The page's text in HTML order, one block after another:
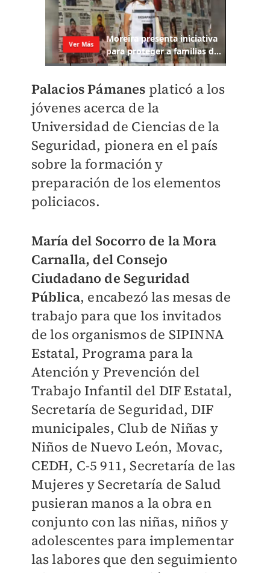
Palacios Pámanes platicó a los
jóvenes acerca de la
Universidad de Ciencias de la
Seguridad, pionera en el país
sobre la formación y
preparación de los elementos
policiacos.
María del Socorro de la Mora
Carnalla, del Consejo
Ciudadano de Seguridad
Pública, encabezó las mesas de
trabajo para que los invitados
de los organismos de SIPINNA
Estatal, Programa para la
Atención y Prevención del
Trabajo Infantil del DIF Estatal,
Secretaría de Seguridad, DIF
municipales, Club de Niñas y
Niños de Nuevo León, Movac,
CEDH, C-5 911, Secretaría de las
Mujeres y Secretaría de Salud
pusieran manos a la obra en
conjunto con las niñas, niños y
adolescentes para implementar
las labores que den seguimiento